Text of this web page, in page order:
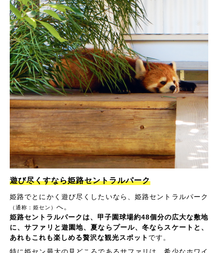
遊び尽くすなら姫路セントラルパーク
姫路でとにかく遊び尽くしたいなら、姫路セントラルパーク
（通称：姫セン） へ。
姫路セントラルパークは、甲子園球場約48個分の広大な敷地
に、サファリと遊園地、夏ならプール、冬ならスケートと、
あれもこれも楽しめる贅沢な観光スポット です。